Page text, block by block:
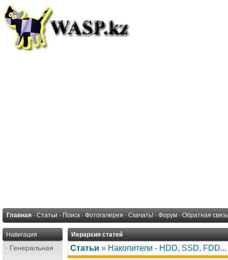
Главная · Статьи · Поиск · Фотогалерея · Скачать! · Форум · Обратная связь
Навигация
· Генеральная
Иерархия статей
Статьи » Накопители - HDD, SSD, FDD...